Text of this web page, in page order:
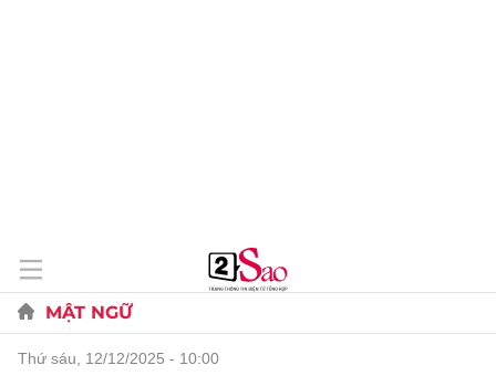
MẬT NGỮ
thứ sáu, 12/12/2025 - 10:00